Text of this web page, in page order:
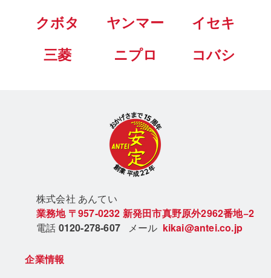
クボタ ヤンマー
イセキ
三菱
ニプロ コバシ
株式会社 あんてい
業務地 〒957-0232 新発田市真野原外2962番地−2
電話 0120-278-607 メール kikai@antei.co.jp
企業情報